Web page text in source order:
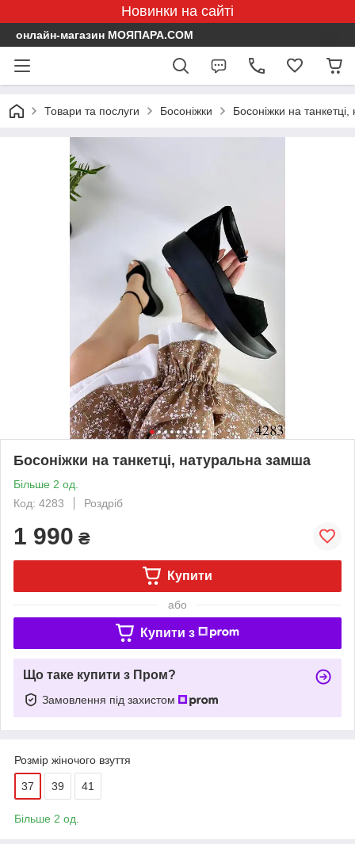
Новинки на сайті
онлайн-магазин МОЯПАРА.COM
Товари та послуги Босоніжки Босоніжки на
Босоніжки на танкетці, натуральна замша
Більше 2 од.
Код: 4283
Роздріб
1 990 ₴
Купити
або
Купити з
Що таке купити з Пром?
Замовлення під захистом
Розмір жіночого взуття
37 39 41
Більше 2 од.